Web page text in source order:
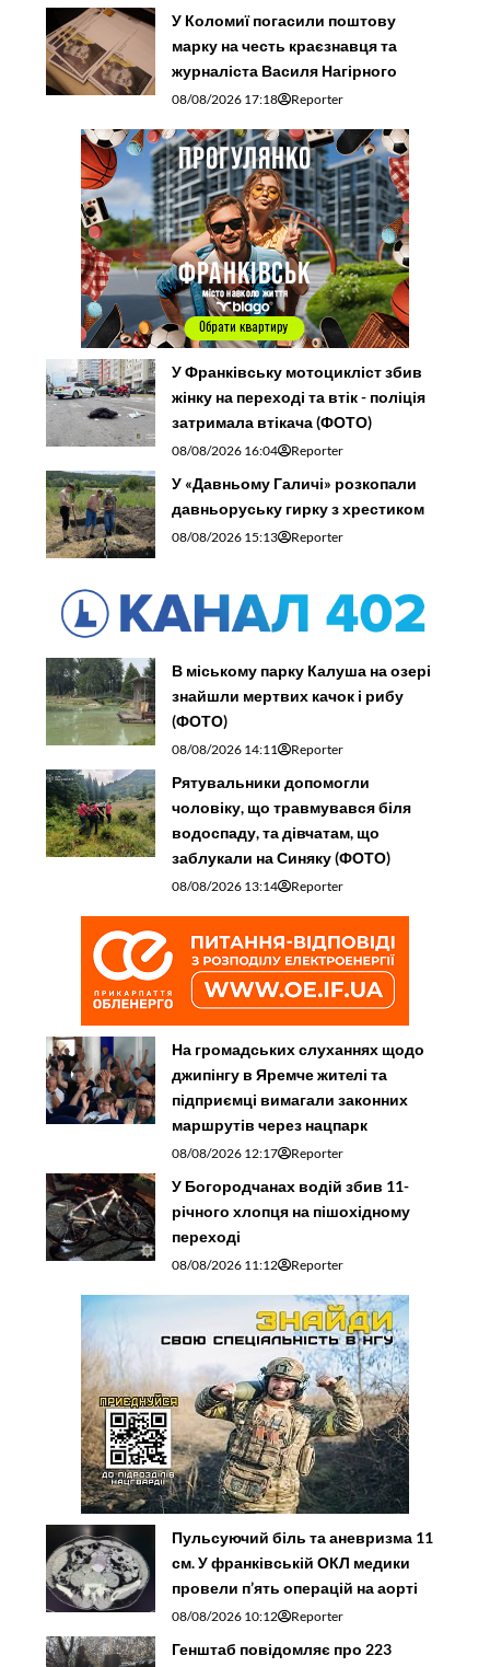
У Коломиї погасили поштову
марку на честь краєзнавця та
журналіста Василя Нагірного
08/08/2026 17:18 Reporter
У Франківську мотоцикліст збив
жінку на переході та втік - поліція
затримала втікача (ФОТО)
08/08/2026 16:04 Reporter
У «Давньому Галичі» розкопали
давньоруську гирку з хрестиком
08/08/2026 15:13 Reporter
В міському парку Калуша на озері
знайшли мертвих качок і рибу
(ФОТО)
08/08/2026 14:11 Reporter
Рятувальники допомогли
чоловіку, що травмувався біля
водоспаду, та дівчатам, що
заблукали на Синяку (ФОТО)
08/08/2026 13:14 Reporter
На громадських слуханнях щодо
джипінгу в Яремче житeлі та
підприємці вимагали законних
маршрутів через нацпарк
08/08/2026 12:17 Reporter
У Богородчанах водій збив 11-
річного хлопця на пішохідному
переході
08/08/2026 11:12 Reporter
Пульсуючий біль та аневризма 11
см. У франківській ОКЛ медики
провели п’ять операцій на аорті
08/08/2026 10:12 Reporter
Генштаб повідомляє про 223